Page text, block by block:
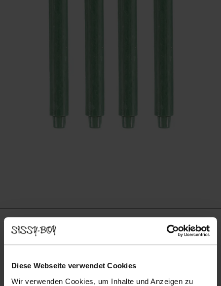
Diese Webseite verwendet Cookies
Wir verwenden Cookies, um Inhalte und Anzeigen zu
- 25%